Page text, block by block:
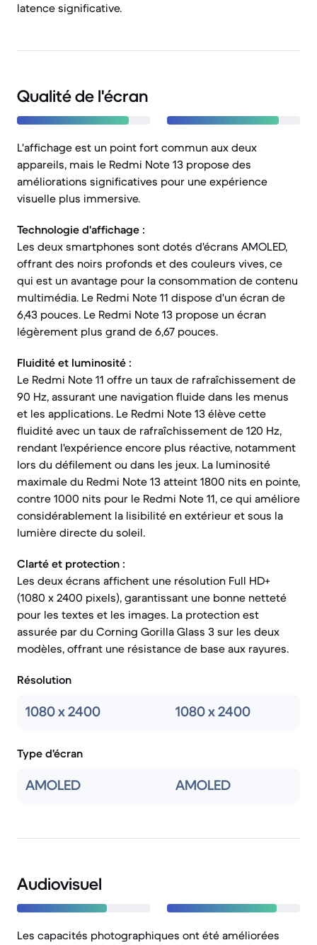
latence significative.
Qualité de l'écran
L'affichage est un point fort commun aux deux
appareils, mais le Redmi Note 13 propose des
améliorations significatives pour une expérience
visuelle plus immersive.
Technologie d'affichage :
Les deux smartphones sont dotés d'écrans AMOLED,
offrant des noirs profonds et des couleurs vives, ce
qui est un avantage pour la consommation de contenu
multimédia. Le Redmi Note 11 dispose d'un écran de
6,43 pouces. Le Redmi Note 13 propose un écran
légèrement plus grand de 6,67 pouces.
Fluidité et luminosité :
Le Redmi Note 11 offre un taux de rafraîchissement de
90 Hz, assurant une navigation fluide dans les menus
et les applications. Le Redmi Note 13 élève cette
fluidité avec un taux de rafraîchissement de 120 Hz,
rendant l'expérience encore plus réactive, notamment
lors du défilement ou dans les jeux. La luminosité
maximale du Redmi Note 13 atteint 1800 nits en pointe,
contre 1000 nits pour le Redmi Note 11, ce qui améliore
considérablement la lisibilité en extérieur et sous la
lumière directe du soleil.
Clarté et protection :
Les deux écrans affichent une résolution Full HD+
(1080 x 2400 pixels), garantissant une bonne netteté
pour les textes et les images. La protection est
assurée par du Corning Gorilla Glass 3 sur les deux
modèles, offrant une résistance de base aux rayures.
Résolution
1080 x 2400 1080 x 2400
Type d'écran
AMOLED AMOLED
Audiovisuel
Les capacités photographiques ont été améliorées